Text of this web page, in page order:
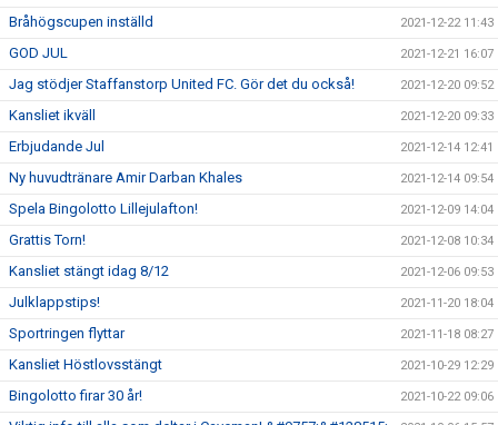
Bråhögscupen inställd 2021-12-22 11:43
GOD JUL 2021-12-21 16:07
Jag stödjer Staffanstorp United FC. Gör det du också! 2021-12-20 09:52
Kansliet ikväll 2021-12-20 09:33
Erbjudande Jul 2021-12-14 12:41
Ny huvudtränare Amir Darban Khales 2021-12-14 09:54
Spela Bingolotto Lillejulafton! 2021-12-09 14:04
Grattis Torn! 2021-12-08 10:34
Kansliet stängt idag 8/12 2021-12-06 09:53
Julklappstips! 2021-11-20 18:04
Sportringen flyttar 2021-11-18 08:27
Kansliet Höstlovsstängt 2021-10-29 12:29
Bingolotto firar 30 år! 2021-10-22 09:06